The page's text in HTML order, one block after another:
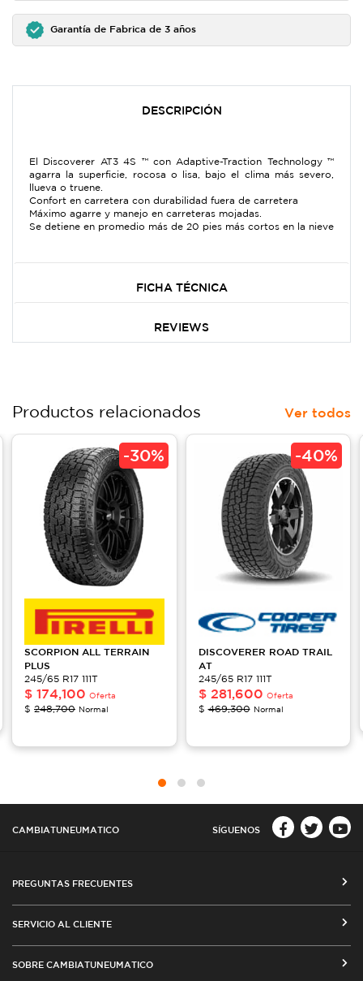
Garantía de Fabrica de 3 años
DESCRIPCIÓN
El Discoverer AT3 4S ™ con Adaptive-Traction Technology ™
agarra la superficie, rocosa o lisa, bajo el clima más severo,
llueva o truene.
Confort en carretera con durabilidad fuera de carretera
Máximo agarre y manejo en carreteras mojadas.
Se detiene en promedio más de 20 pies más cortos en la nieve
FICHA TÉCNICA
REVIEWS
Productos relacionados Ver todos
-30%
SCORPION ALL TERRAIN
PLUS
245/65 R17 111T
$ 174,100 Oferta
$ 248,700 Normal
-40%
DISCOVERER ROAD TRAIL
AT
245/65 R17 111T
$ 281,600 Oferta
$469,300 Normal
CAMBIATUNEUMATICO SÍGUENOS
PREGUNTAS FRECUENTES
MEDIOS DE PAGO
SERVICIO AL CLIENTE
SOBRE CAMBIATUNEUMATICO